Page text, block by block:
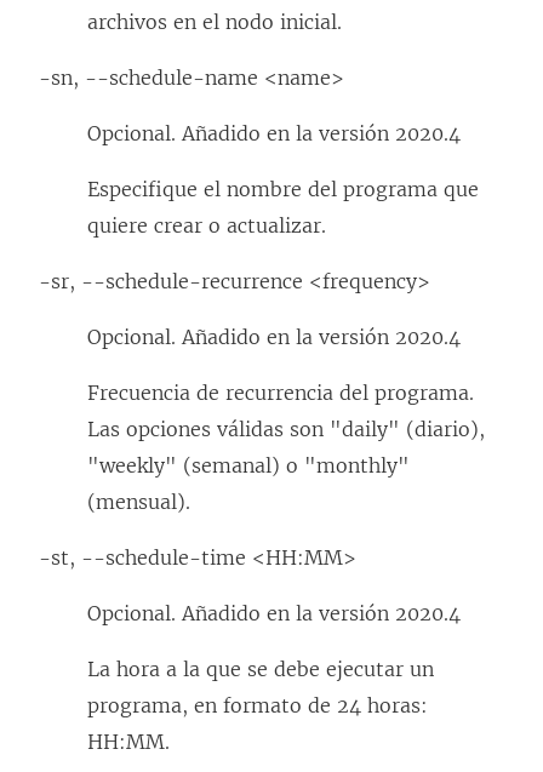
archivos en el nodo inicial.
-sn, --schedule-name <name>
Opcional. Añadido en la versión 2020.4
Especifique el nombre del programa que
quiere crear o actualizar.
-sr, --schedule-recurrence <frequency>
Opcional. Añadido en la versión 2020.4
Frecuencia de recurrencia del programa.
Las opciones válidas son "daily" (diario),
"weekly" (semanal) o "monthly"
(mensual).
-st, --schedule-time <HH:MM>
Opcional. Añadido en la versión 2020.4
La hora a la que se debe ejecutar un
programa, en formato de 24 horas:
HH:MM.